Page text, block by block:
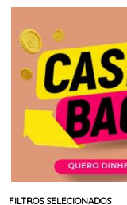
FILTROS SELECIONADOS